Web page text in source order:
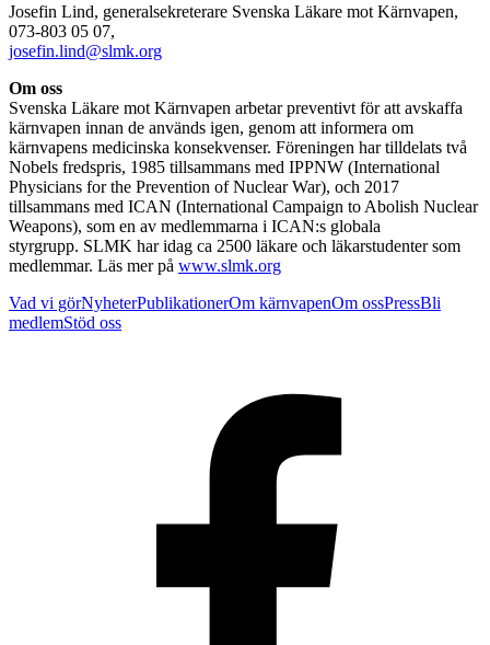
Josefin Lind, generalsekreterare Svenska Läkare mot Kärnvapen,
073-803 05 07,
josefin.lind@slmk.org
Om oss
Svenska Läkare mot Kärnvapen arbetar preventivt för att avskaffa
kärnvapen innan de används igen, genom att informera om
kärnvapens medicinska konsekvenser. Föreningen har tilldelats två
Nobels fredspris, 1985 tillsammans med IPPNW (International
Physicians for the Prevention of Nuclear War), och 2017
tillsammans med ICAN (International Campaign to Abolish Nuclear
Weapons), som en av medlemmarna i ICAN:s globala
styrgrupp. SLMK har idag ca 2500 läkare och läkarstudenter som
medlemmar. Läs mer på www.slmk.org
Vad vi görNyheterPublikationerOm kärnvapenOm ossPressBli
medlemStöd oss